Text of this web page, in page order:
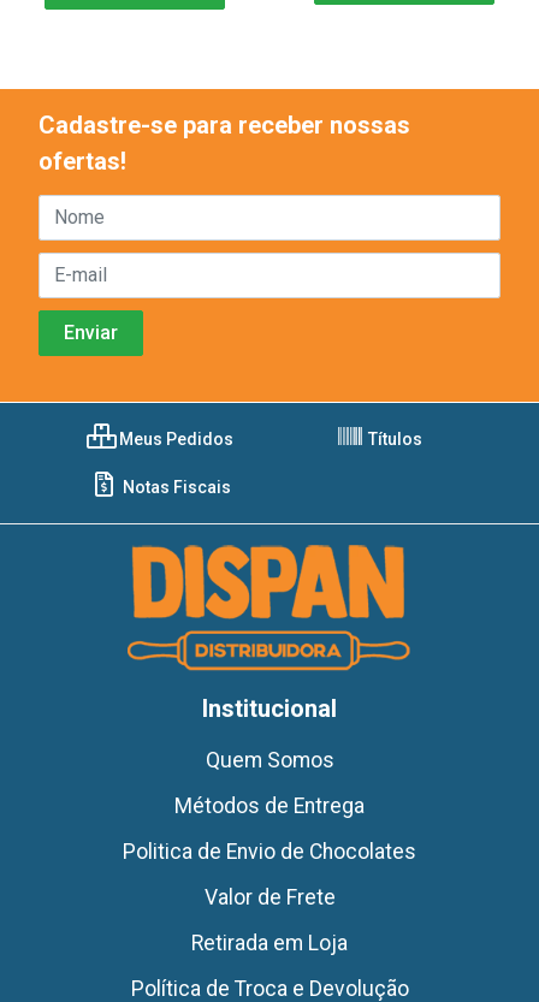
Cadastre-se para receber nossas
ofertas!
Meus Pedidos Títulos
Notas Fiscais
Institucional
Quem Somos
Métodos de Entrega
Politica de Envio de Chocolates
Valor de Frete
Retirada em Loja
Política de Troca e Devolução